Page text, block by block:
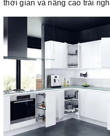
thời gian và nâng cao trải